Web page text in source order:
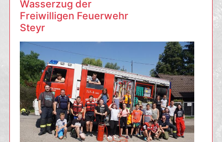
Wasserzug der
Freiwilligen Feuerwehr
Steyr